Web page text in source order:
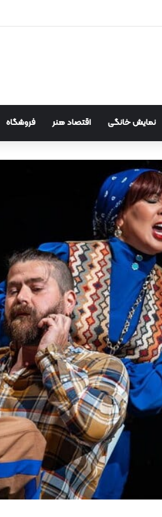
نمایش خانگی اقتصاد هنر فروشگاه